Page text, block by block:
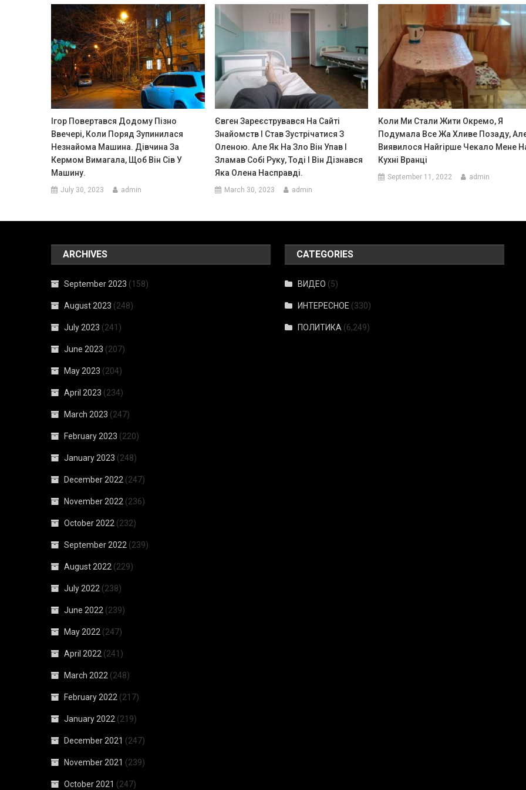
Ігор Повертався Додому Пізно
Ввечері, Коли Поряд Зупинилася
Незнайома Машина. Дівчина За
Кермом Вимагала, Щоб Він Сів У
Машину.
July 30, 2023 admin
Євген Зареєструвався На Сайті
Знайомств І Став Зустрічатися З
Оленою. Але Як На Зло Він Упав І
Зламав Собі Руку, Тоді І Він Дізнався
Яка Олена Насправді.
March 30, 2023 admin
Коли Ми Стали Жити Окремо, Я
Подумала Все Жа Хливе Позаду,
Виявилося Найrірше Чекало Мене
Кухні Вранці
September 11, 2022 admin
ARCHIVES
September 2023 (158)
August 2023 (248)
July 2023 (241)
June 2023 (207)
May 2023 (204)
April 2023 (234)
March 2023 (247)
February 2023 (220)
January 2023 (248)
December 2022 (247)
November 2022 (236)
October 2022 (232)
September 2022 (239)
August 2022 (229)
July 2022 (238)
June 2022 (239)
May 2022 (247)
April 2022 (241)
March 2022 (248)
February 2022 (217)
January 2022 (219)
December 2021 (247)
November 2021 (239)
October 2021 (247)
CATEGORIES
ВИДЕО (5)
ИНТЕРЕСНОЕ (330)
ПОЛИТИКА (6,249)